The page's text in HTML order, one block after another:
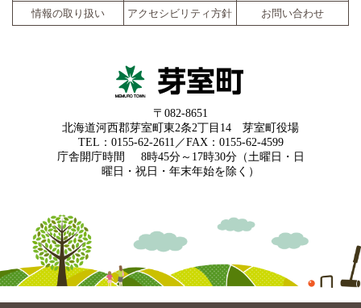
情報の取り扱い
アクセシビリティ方針 お問い合わせ
〒082-8651
北海道河西郡芽室町東2条2丁目14 芽室町役場
TEL：0155-62-2611／FAX：0155-62-4599
庁舎開庁時間
8時45分～17時30分（土曜日・日
曜日・祝日・年末年始を除く）